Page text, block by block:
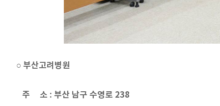
○ 부산고려병원
주 소 : 부산 남구 수영로 238